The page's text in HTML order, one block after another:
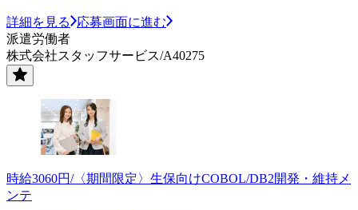
詳細を見る
応募画面に進む
派遣労働者
株式会社スタッフサービス/A40275
時給3060円/〈期間限定〉生保向けCOBOL/DB2開発・維持メ
ンテ